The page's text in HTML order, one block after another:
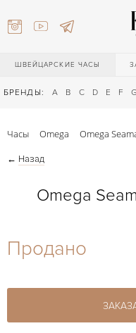
ШВЕЙЦАРСКИЕ ЧАСЫ
БРЕНДЫ: A B C D E F G
27-44
27-44
Часы Omega Omega
← Назад
Omega
Продано